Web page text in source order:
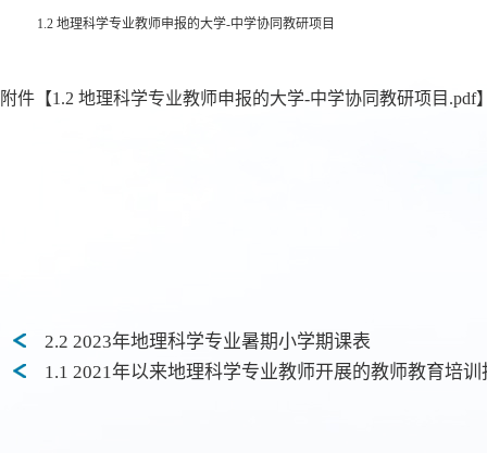
1.2 地理科学专业教师申报的大学-中学协同教研项目
附件【1.2 地理科学专业教师申报的大学-中学协同教研项目.pdf
2.2 2023年地理科学专业暑期小学期课表
1.1 2021年以来地理科学专业教师开展的教师教育培